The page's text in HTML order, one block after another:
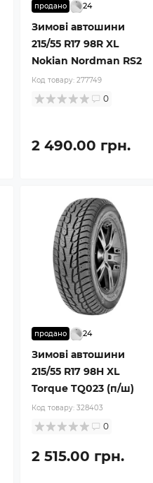
продано 24
Зимові автошини
215/55 R17 98R XL
Nokian Nordman RS2
Код товару: 277749
0
2 490.00 грн.
продано 24
Зимові автошини
215/55 R17 98H XL
Torque TQ023 (п/ш)
Код товару: 328403
0
2 515.00 грн.